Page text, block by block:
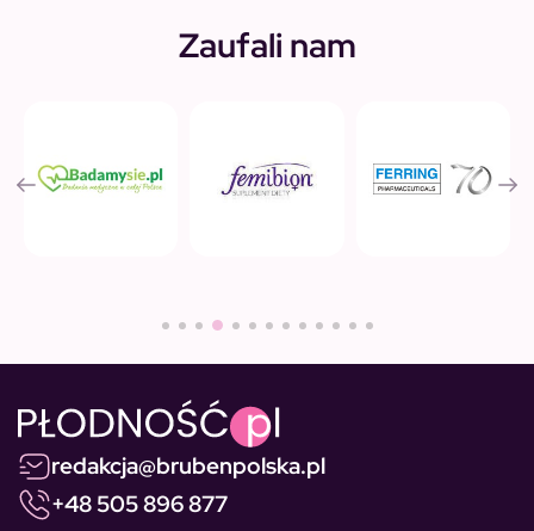
Zaufali nam
redakcja@brubenpolska.pl
+48 505 896 877